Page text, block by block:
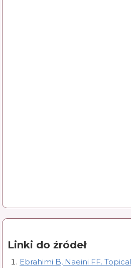
Linki do źródeł
Ebrahimi B, Naeini FF.